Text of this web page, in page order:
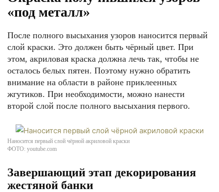
«под металл»
После полного высыхания узоров наносится первый
слой краски. Это должен быть чёрный цвет. При
этом, акриловая краска должна лечь так, чтобы не
осталось белых пятен. Поэтому нужно обратить
внимание на области в районе приклеенных
жгутиков. При необходимости, можно нанести
второй слой после полного высыхания первого.
Наносится первый слой чёрной акриловой краски
ФОТО: youtube.com
Завершающий этап декорирования
жестяной банки